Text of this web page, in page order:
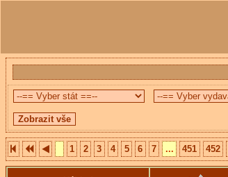
1 2 3 4 5 6 7 ... 451 452